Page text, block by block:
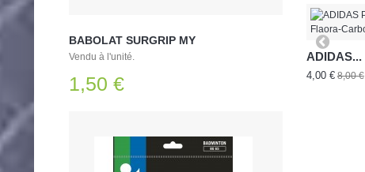
BABOLAT SURGRIP MY
Vendu à l'unité.
1,50 €
ADIDAS...
4,00 € 8,00 €